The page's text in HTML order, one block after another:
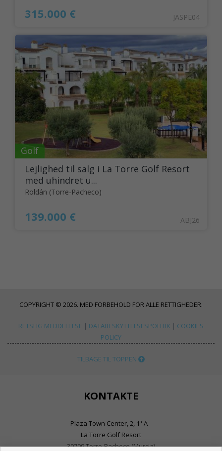
315.000 € JASPE04
Golf
Lejlighed til salg i La Torre Golf Resort
med uhindret u...
Roldán (Torre-Pacheco)
139.000 € ABJ26
COPYRIGHT © 2026. MED FORBEHOLD FOR ALLE RETTIGHEDER.
RETSLIG MEDDELELSE | DATABESKYTTELSESPOLITIK | COOKIES
POLICY
TILBAGE TIL TOPPEN
KONTAKTE
Plaza Town Center, 2, 1ª A
La Torre Golf Resort
30709 Torre-Pacheco (Murcia)